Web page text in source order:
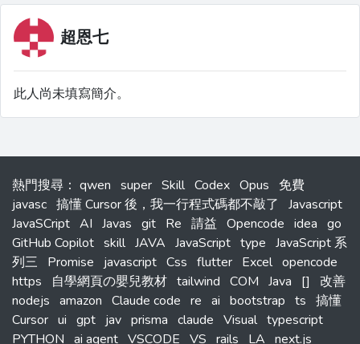
超恩七
此人尚未填寫簡介。
熱門搜尋 ： qwen super Skill Codex Opus
免費
javasc 搞懂 Cursor 後，我一行程式碼都不敲了
Javascript
JavaSCript AI Javas git Re 請益 Opencode idea go
GitHub Copilot skill JAVA JavaScript type JavaScript 系
列三
Promise javascript Css flutter Excel opencode
https
自學網頁の嬰兒教材 tailwind COM Java []
改善
nodejs amazon Claude code re ai bootstrap ts 搞懂
Cursor ui gpt jav prisma claude Visual typescript
PYTHON ai agent VSCODE VS rails LA next.js